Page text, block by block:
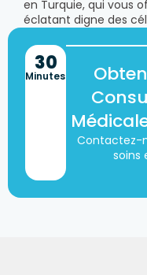
en Turquie, qui vous
éclatant digne des
Minutes
30
Contactez-
soins